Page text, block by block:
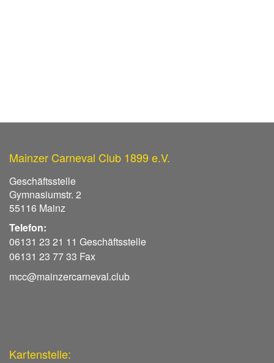
Mainzer Carneval Club 1899 e.V.
Geschäftsstelle
Gymnasiumstr. 2
55116 Mainz
Telefon:
06131 23 21 11 Geschäftsstelle
06131 23 77 33 Fax
mcc@mainzercarneval.club
Kartenstelle: